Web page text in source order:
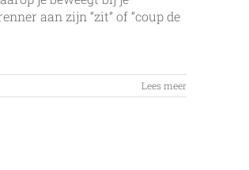
aan zijn “zit” of “coup de
Lees meer